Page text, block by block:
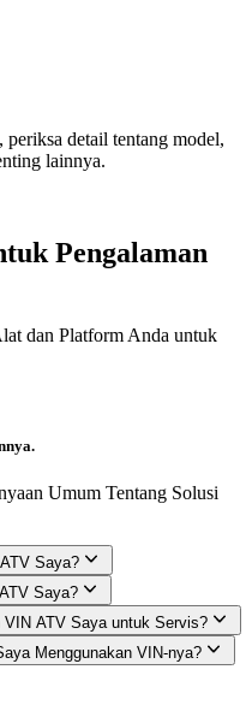
detail tentang model,
lainnya.
Pengalaman
dan Platform Anda untuk
Umum Tentang Solusi
Saya?
Saya?
VIN ATV Saya untuk Servis?
Menggunakan VIN-nya?